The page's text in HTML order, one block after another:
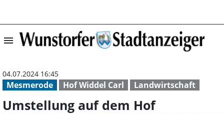
menu Umstellung auf
Mesmerode Hof Widdel Carl Landwirtschaft
04.07.2024 16:45
Umstellung auf dem Hof